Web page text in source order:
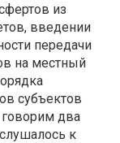
из
введении
передачи
на местный
субъектов
два
к